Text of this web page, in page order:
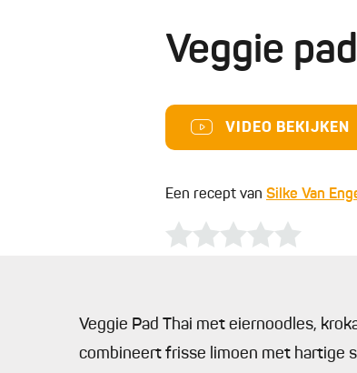
Veggie
VIDEO BEKIJKEN
Een recept van Silke Van
Veggie Pad Thai met eiernoodles,
combineert frisse limoen met hartige